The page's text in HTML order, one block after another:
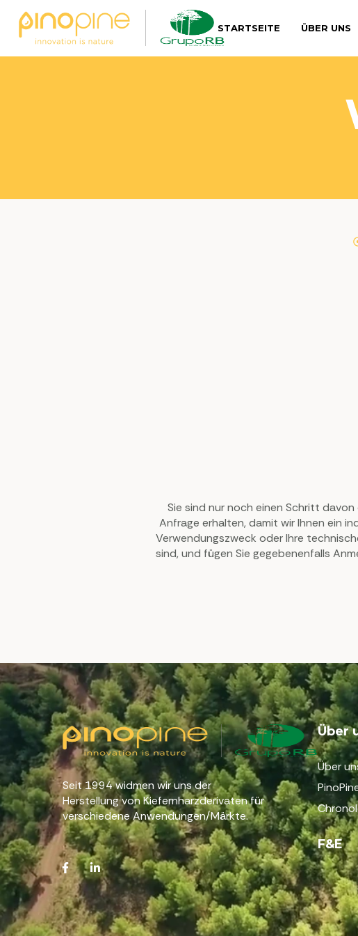
STARTSEITE ÜBER UNS
Sie sind nur noch einen Schritt
Anfrage erhalten, damit wir Ihnen ein
Verwendungszweck oder Ihre
sind, und fügen Sie gegebenenfalls
Seit 1994 widmen wir uns der
Herstellung von Kiefernharzderivaten für
verschiedene Anwendungen/Märkte.
Über
Über
F&E